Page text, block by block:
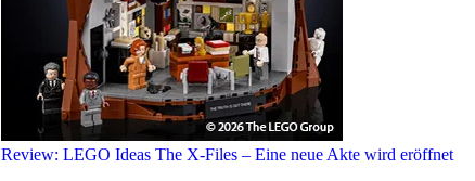
Review: LEGO Ideas The X-Files – Eine neue Akte wird eröffnet